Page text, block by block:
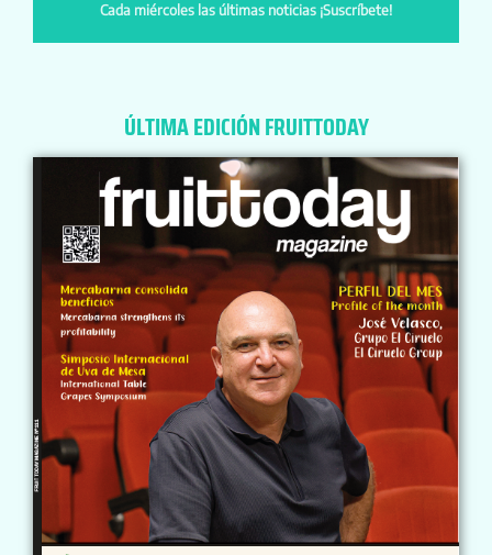
Cada miércoles las últimas noticias ¡Suscríbete!
ÚLTIMA EDICIÓN FRUITTODAY